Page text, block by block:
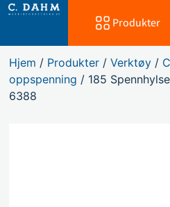
Produkter
Hjem / Produkter /Verktøy /
oppspenning / 185
6388